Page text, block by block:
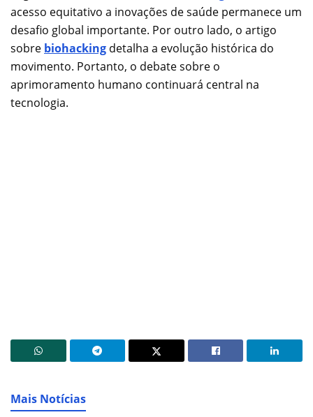
acesso equitativo a inovações de saúde permanece um
desafio global importante. Por outro lado, o artigo
sobre biohacking detalha a evolução histórica do
movimento. Portanto, o debate sobre o
aprimoramento humano continuará central na
tecnologia.
Mais Notícias